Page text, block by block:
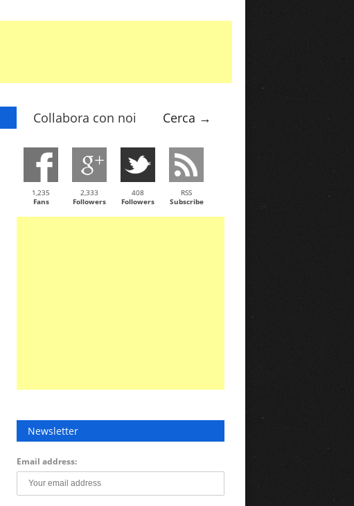
Collabora con noi Cerca →
1,235
Fans
2,333
Followers
408
Followers
RSS
Subscribe
Newsletter
Email address: